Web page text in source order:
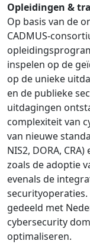
Opleidingen &
Op basis van de
CADMUS-
inspelen op de
op de unieke
en de publieke
uitdagingen
complexiteit van
van nieuwe
NIS2, DORA,
zoals de adoptie
evenals de
gedeeld met
cybersecurity
optimaliseren.